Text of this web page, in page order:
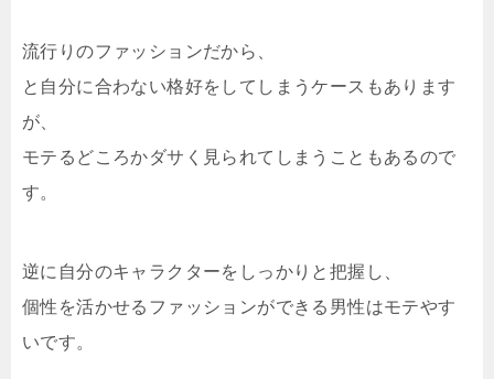
流行りのファッションだから、
と自分に合わない格好をしてしまうケースもあります
が、
モテるどころかダサく見られてしまうこともあるので
す。
逆に自分のキャラクターをしっかりと把握し、
個性を活かせるファッションができる男性はモテやす
いです。